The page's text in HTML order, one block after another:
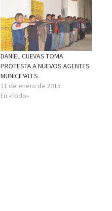
DANIEL CUEVAS TOMA
PROTESTA A NUEVOS AGENTES
MUNICIPALES
11 de enero de 2015
En «Todo»